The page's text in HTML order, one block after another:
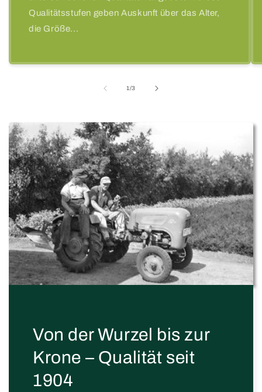
Qualitätsstufen geben Auskunft über das Alter,
die Größe...
1/von
3
Von der Wurzel bis zur
Krone – Qualität seit
1904